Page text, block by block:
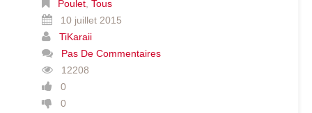
Poulet Tous
10 juillet 2015
TiKaraii
Pas De Commentaires
12208
0
0